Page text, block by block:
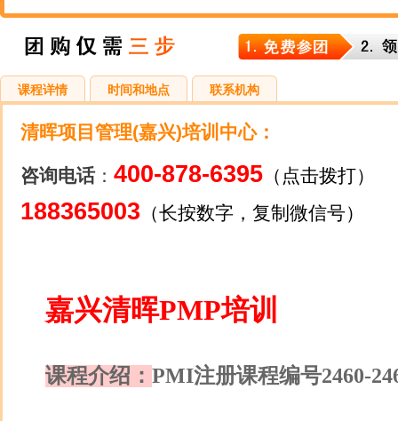
课程详情 时间和地点 联系机构
清晖项目管理(嘉兴)培训中心：
咨询电话： 400-878-6395 （点击拨打）
188365003 （长按数字，复制微信号）
嘉兴清晖PMP培训
课程介绍： PMI注册课程编号2460-